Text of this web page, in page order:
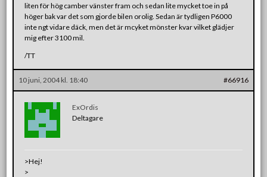
liten för hög camber vänster fram och sedan lite mycket toe in på
höger bak var det som gjorde bilen orolig. Sedan är tydligen P6000
inte ngt vidare däck, men det är mcyket mönster kvar vilket glädjer
mig efter 3100 mil.
/TT
10 juni, 2004 kl. 18:40 #66916
ExOrdis
Deltagare
>Hej!
>